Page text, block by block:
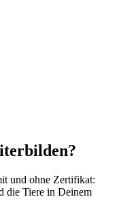
und ohne Zertifikat:
die Tiere in Deinem